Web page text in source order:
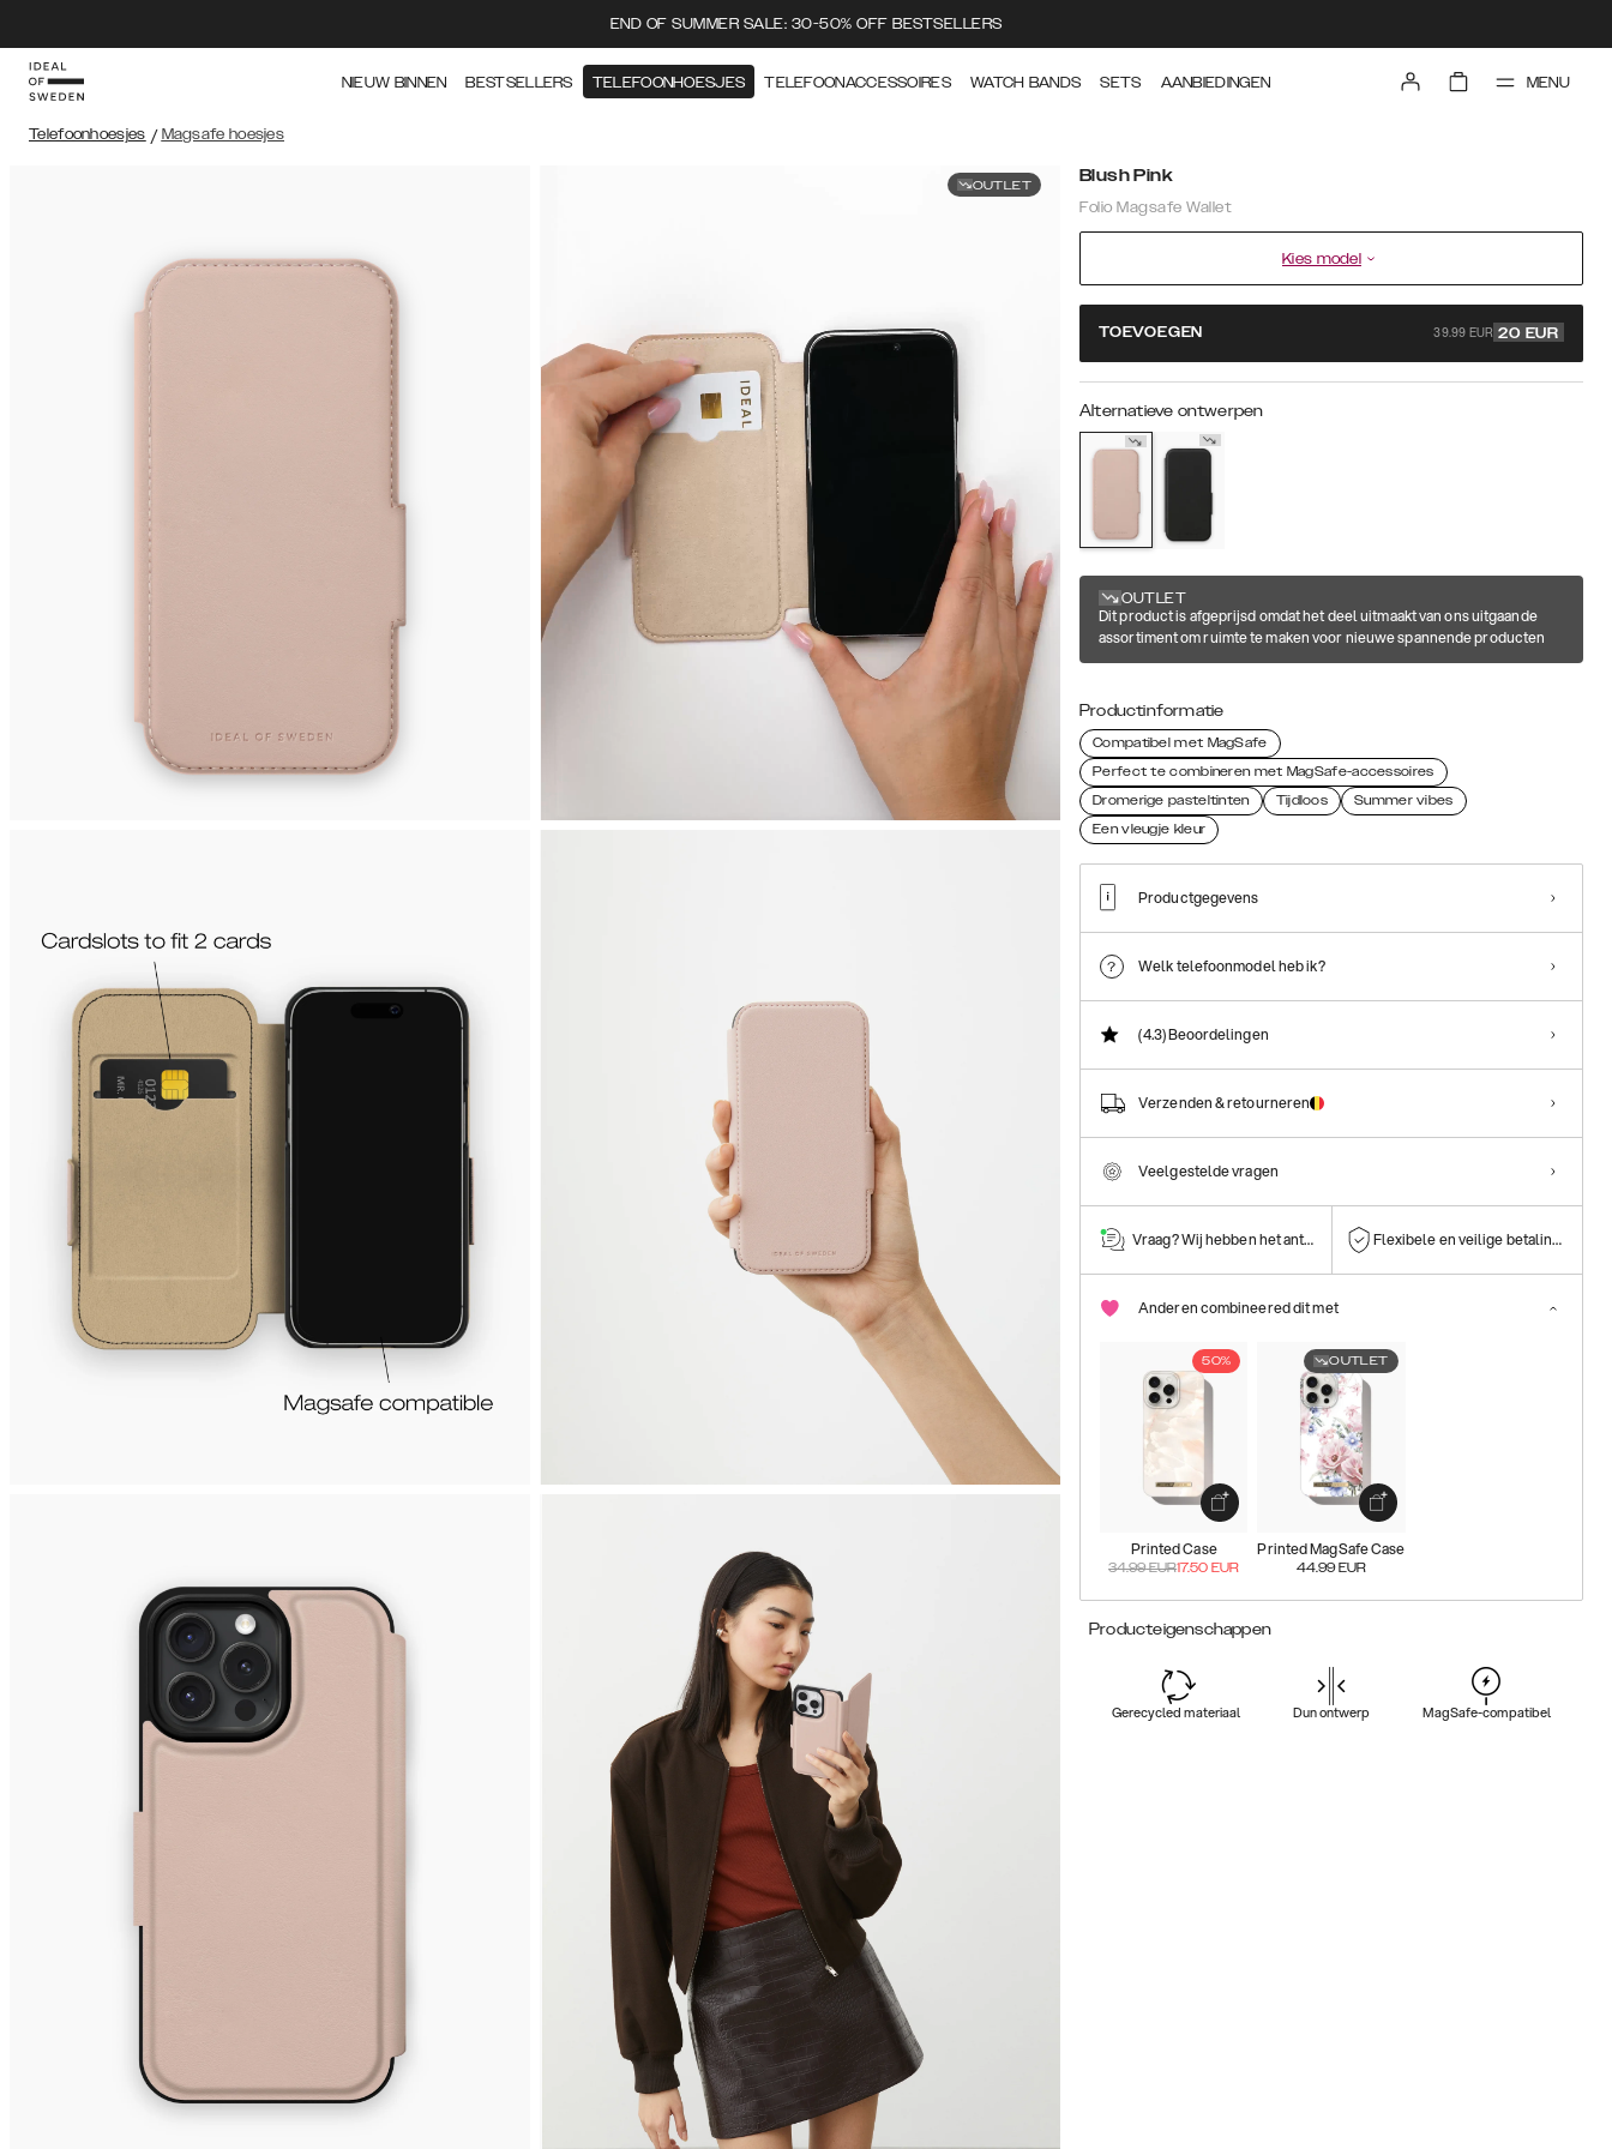
END OF SUMMER SALE: 30-50% OFF BESTSELLERS
NIEUW BINNEN BESTSELLERS TELEFOONHOESJES TELEFOONACCESSOIRES WATCH BANDS SETS AANBIEDINGEN MENU
Telefoonhoesjes / Magsafe hoesjes
OUTLET Blush Pink
Folio Magsafe Wallet
Kies model
TOEVOEGEN 39.99 EUR 20 EUR
Alternatieve ontwerpen
OUTLET
Dit product is afgeprijsd omdat het deel uitmaakt van ons uitgaande
assortiment om ruimte te maken voor nieuwe spannende producten
Productinformatie
Compatibel met MagSafe
Perfect te combineren met MagSafe-accessoires
Dromerige pasteltinten
Tijdloos
Summer vibes
Een vleugje kleur
Productgegevens
Welk telefoonmodel heb ik?
(4.3)Beoordelingen
Verzenden & retourneren
Veelgestelde vragen
Vraag? Wij hebben het antwoord! Flexibele en veilige betalingen
Anderen combineered dit met
50%
Printed Case
34.99EUR17.50 EUR
OUTLET
Printed MagSafe Case
44.99 EUR
Producteigenschappen
Gerecycled materiaal Dun ontwerp MagSafe-compatibel